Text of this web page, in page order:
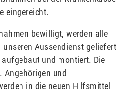
eingereicht.
bewilligt, werden alle
Aussendienst geliefert
und montiert. Die
Angehörigen und
in die neuen Hilfsmittel